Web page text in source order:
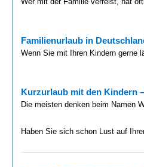
Familienurlaub in
Wenn Sie mit Ihren Kindern gerne
Kurzurlaub mit den Kindern
Die meisten denken beim Namen
Haben Sie sich schon Lust auf